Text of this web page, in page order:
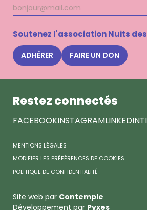
Adresse
mail
Soutenez l'association Nuits
ADHÉRER FAIRE UN DON
Restez connectés
FACEBOOKINSTAGRAMLINKEDIN
MENTIONS LÉGALES
MODIFIER LES PRÉFÉRENCES DE COOKIES
POLITIQUE DE CONFIDENTIALITÉ
Site web par Contemple
Développement par Pyxes